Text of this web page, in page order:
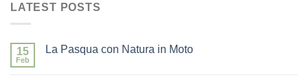
LATEST POSTS
15
Feb
La Pasqua con Natura in Moto